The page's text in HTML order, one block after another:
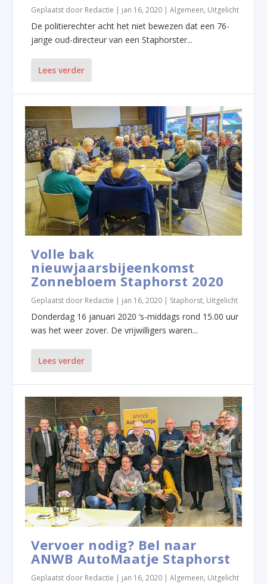
Geplaatst door Redactie | jan 16, 2020 |Algemeen, Uitgelicht
De politierechter acht het niet bewezen dat een 76-
jarige oud-directeur van een Staphorster...
Lees verder
Volle bak
nieuwjaarsbijeenkomst
Zonnebloem Staphorst 2020
Geplaatst door Redactie | jan 16, 2020 | Staphorst, Uitgelicht
Donderdag 16 januari 2020 ‘s-middags rond 15.00 uur
was het weer zover. De vrijwilligers waren...
Lees verder
Vervoer nodig? Bel naar
ANWB AutoMaatje Staphorst
Geplaatst door Redactie | jan 16, 2020 |Algemeen, Uitgelicht